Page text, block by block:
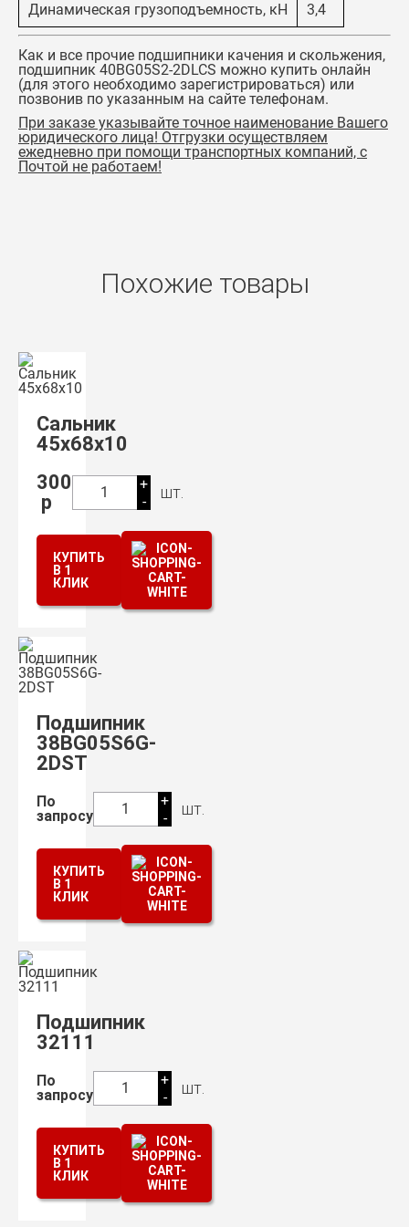
Динамическая грузоподъемность, кН
3,4
Как и все прочие подшипники качения и скольжения,
подшипник 40BG05S2-2DLCS можно купить онлайн
(для этого необходимо зарегистрироваться) или
позвонив по указанным на сайте телефонам.
При заказе указывайте точное наименование Вашего
юридического лица! Отгрузки осуществляем
ежедневно при помощи транспортных компаний, с
Почтой не работаем!
Похожие товары
Сальник
45х68х10
300
р
1
+
-
шт.
КУПИТЬ
В 1
КЛИК
Подшипник
38BG05S6G-
2DST
По
запросу
1
+
-
шт.
КУПИТЬ
В 1
КЛИК
Подшипник
32111
По
запросу
1
+
-
шт.
КУПИТЬ
В 1
КЛИК